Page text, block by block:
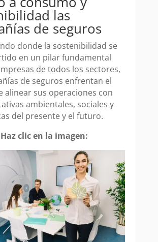
las
de seguros
donde la sostenibilidad se
en un pilar fundamental
de todos los sectores,
de seguros enfrentan el
alinear sus operaciones con
ambientales, sociales y
del presente y el futuro.
Haz clic en la imagen: